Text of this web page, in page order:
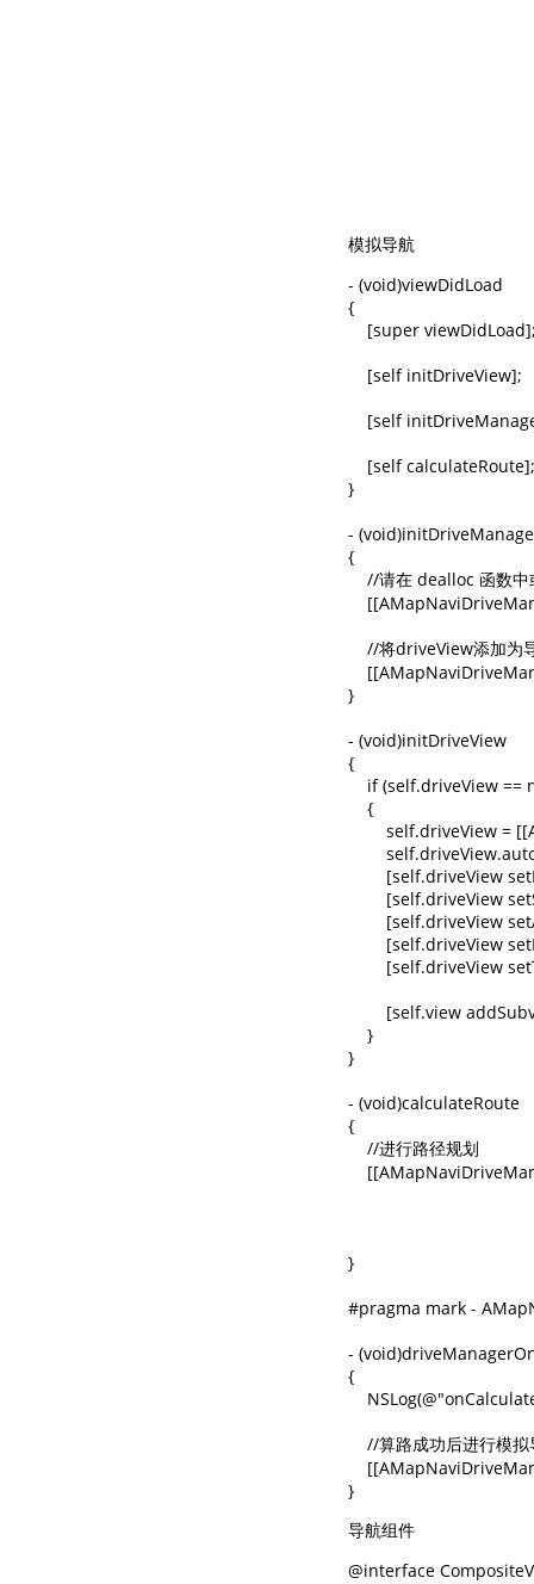
模拟导航
- (void)viewDidLoad
{
[super
    [self initDriveView];
[self
    [self calculateRoute];
}
-
{
//请在 dealloc 函
//将driveView添加
}
- (void)initDriveView
{
if (self.driveView ==
    {
self.driveView
[self.driveView
[self.driveView
[self.view
    }
}
- (void)calculateRoute
{
    //进行路径规划
}
#pragma mark -
-
{
//算路成功后进行模
}
导航组件
@interface